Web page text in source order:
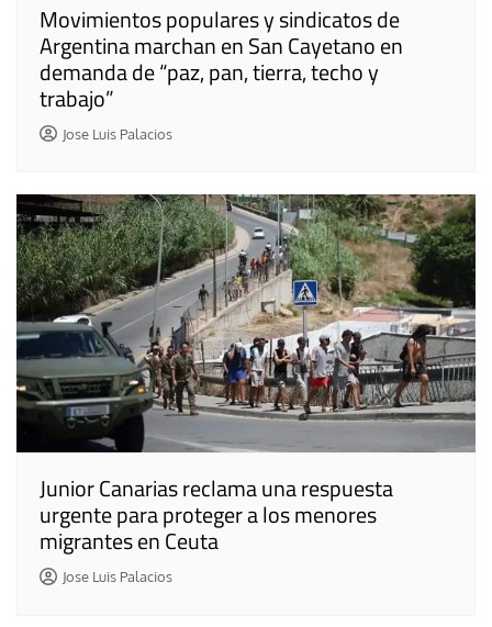
Movimientos populares y sindicatos de
Argentina marchan en San Cayetano en
demanda de “paz, pan, tierra, techo y
trabajo”
Jose Luis Palacios
Junior Canarias reclama una respuesta
urgente para proteger a los menores
migrantes en Ceuta
Jose Luis Palacios